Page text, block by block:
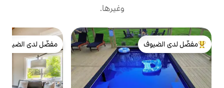
الضيوف مفضّل لدى الضيوف
مفضّل لدى الضيوف